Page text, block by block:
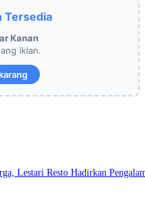
Tersedia
Kanan
iklan.
Lestari Resto Hadirkan